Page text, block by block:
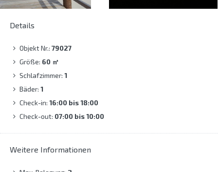
Details
Objekt Nr.: 79027
Größe: 60 ㎡
Schlafzimmer: 1
Bäder: 1
Check-in: 16:00 bis 18:00
Check-out: 07:00 bis 10:00
Weitere Informationen